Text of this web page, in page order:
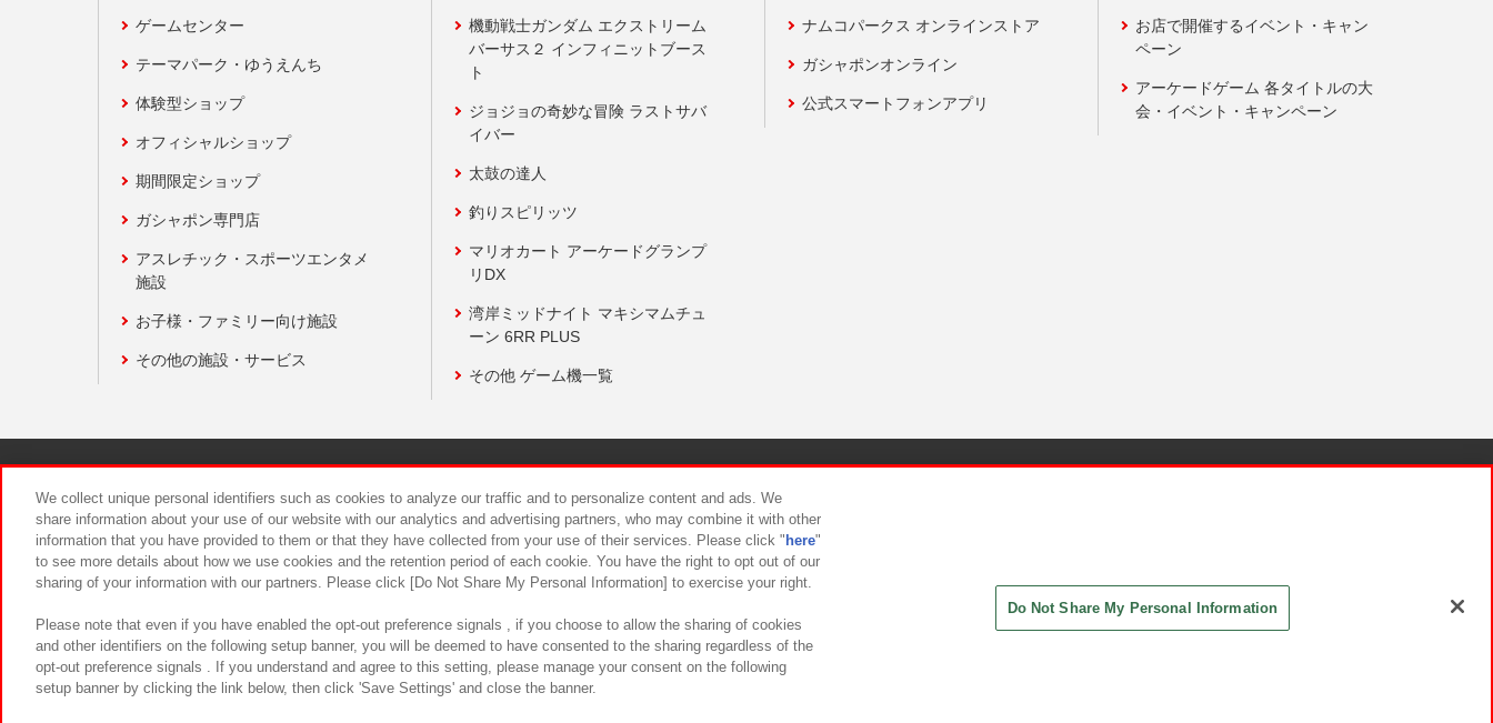
ゲームセンター
テーマパーク・ゆうえんち
体験型ショップ
オフィシャルショップ
期間限定ショップ
ガシャポン専門店
アスレチック・スポーツエンタメ
施設
お子様・ファミリー向け施設
その他の施設・サービス
機動戦士ガンダム エクストリーム
バーサス２ インフィニットブース
ト
ジョジョの奇妙な冒険 ラストサバ
イバー
太鼓の達人
釣りスピリッツ
マリオカート アーケードグランプ
リDX
湾岸ミッドナイト マキシマムチュ
ーン 6RR PLUS
その他 ゲーム機一覧
ナムコパークス オンラインストア
ガシャポンオンライン
公式スマートフォンアプリ
お店で開催するイベント・キャン
ペーン
アーケードゲーム 各タイトルの大
会・イベント・キャンペーン
食品のご提供について カスタマーハラスメント対応方針
We collect unique personal identifiers such as cookies to analyze our traffic and to personalize content and ads. We
share information about your use of our website with our analytics and advertising partners, who may combine it with other
information that you have provided to them or that they have collected from your use of their services. Please click " here"
to see more details about how we use cookies and the retention period of each cookie. You have the right to opt out of our
sharing of your information with our partners. Please click [Do Not Share My Personal Information] to exercise your right.
Please note that even if you have enabled the opt-out preference signals , if you choose to allow the sharing of cookies
and other identifiers on the following setup banner, you will be deemed to have consented to the sharing regardless of the
opt-out preference signals . If you understand and agree to this setting, please manage your consent on the following
setup banner by clicking the link below, then click 'Save Settings' and close the banner.
Do Not Share My Personal Information